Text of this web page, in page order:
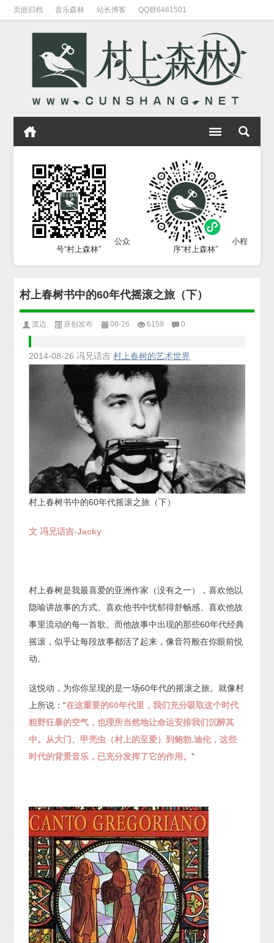
页面归档 音乐森林 站长博客 QQ群6461501
公众
号“村上森林”
小程
序“村上森林”
村上春树书中的60年代摇滚之旅（下）
渡边 原创发布 08-26 6159 0
2014-08-26 冯兄话吉 村上春树的艺术世界
村上春树书中的60年代摇滚之旅（下）
文冯兄话吉-Jacky
村上春树是我最喜爱的亚洲作家（没有之一），喜欢他以
隐喻讲故事的方式、喜欢他书中忧郁得舒畅感、喜欢他故
事里流动的每一首歌。而他故事中出现的那些60年代经典
摇滚，似乎让每段故事都活了起来，像音符般在你眼前悦
动。
这悦动，为你你呈现的是一场60年代的摇滚之旅。就像村
上所说：“在这重要的60年代里，我们充分吸取这个时代
粗野狂暴的空气，也理所当然地让命运安排我们沉醉其
中。从大门、甲壳虫（村上的至爱）到鲍勃.迪伦，这些
时代的背景音乐，已充分发挥了它的作用。”